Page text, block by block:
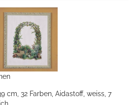
cm, 32 Farben, Aidastoff, weiss, 7